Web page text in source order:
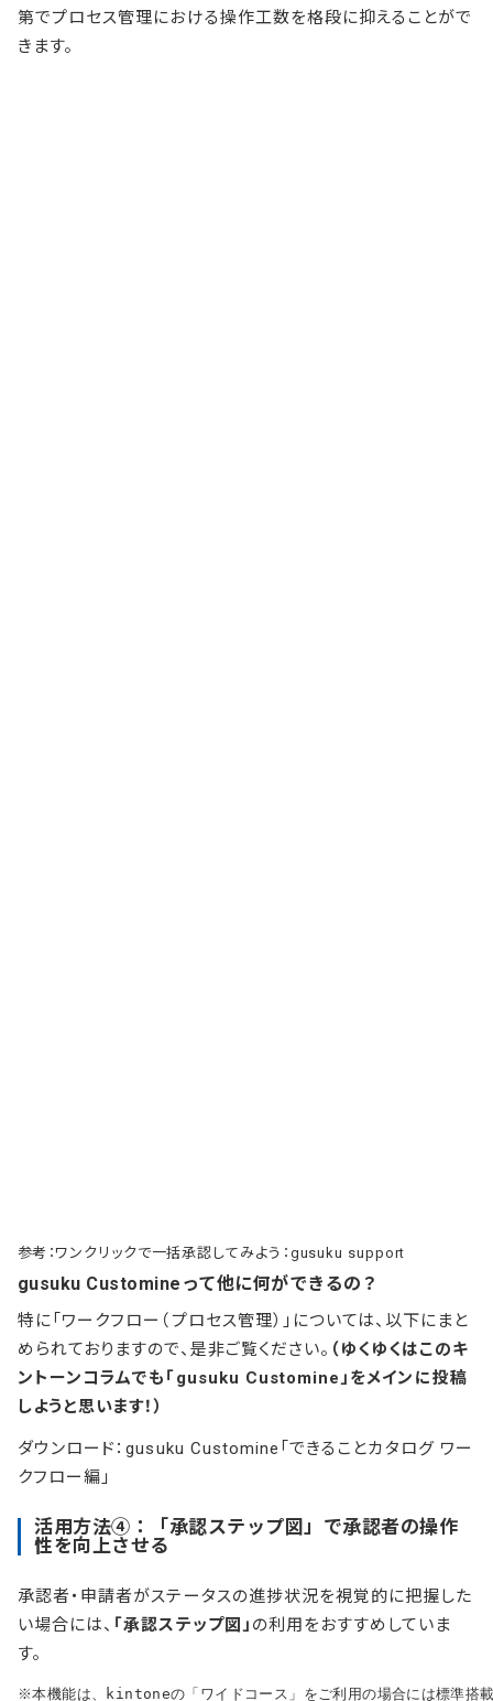
第でプロセス管理における操作工数を格段に抑えることがで
きます。
参考： ワンクリックで一括承認してみよう：gusuku support
gusuku Customineって他に何ができるの？
特に「ワークフロー（プロセス管理）」については、以下にまと
められておりますので、是非ご覧ください。 （ゆくゆくはこのキ
ントーンコラムでも「gusuku Customine」をメインに投稿
しようと思います！）
ダウンロード：gusuku Customine「できることカタログ ワー
クフロー編」
活用方法④：「承認ステップ図」で承認者の操作
性を向上させる
承認者・申請者がステータスの進捗状況を視覚的に把握した
い場合には、 「承認ステップ図」 の利用をおすすめしていま
す。
※本機能は、kintoneの「ワイドコース」をご利用の場合には標準搭